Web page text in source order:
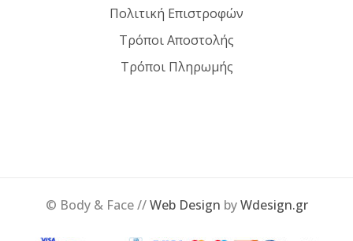
Πολιτική Επιστροφών
Τρόποι Αποστολής
Τρόποι Πληρωμής
© Body & Face //Web Design byWdesign.gr